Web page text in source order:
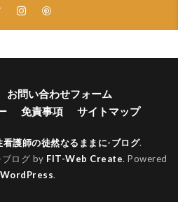
お問い合わせフォーム
免責事項 サイトマップ
看護師の徒然なるままに-ブログ.
ログ by FIT-Web Create. Powered
WordPress.